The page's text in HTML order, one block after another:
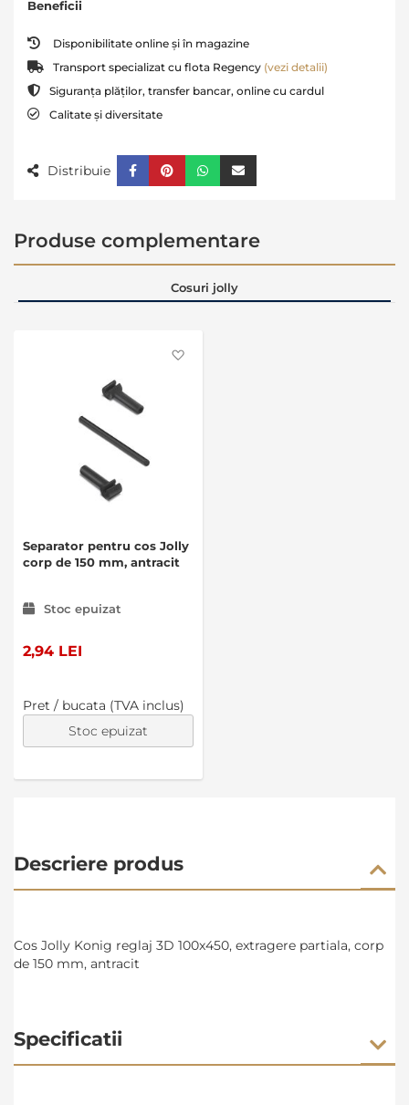
Beneficii
Disponibilitate online și în magazine
Transport specializat cu flota Regency (vezi detalii)
Siguranța plăților, transfer bancar, online cu cardul
Calitate și diversitate
Distribuie
Produse complementare
Cosuri jolly
Separator pentru cos Jolly
corp de 150 mm, antracit
Stoc epuizat
2,94 LEI
Pret / bucata (TVA inclus)
Stoc epuizat
Descriere produs
Cos Jolly Konig reglaj 3D 100x450, extragere partiala, corp
de 150 mm, antracit
Specificatii